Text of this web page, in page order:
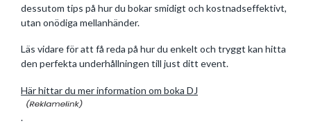
dessutom tips på hur du bokar smidigt och kostnadseffektivt,
utan onödiga mellanhänder.
Läs vidare för att få reda på hur du enkelt och tryggt kan hitta
den perfekta underhållningen till just ditt event.
Här hittar du mer information om boka DJ
.